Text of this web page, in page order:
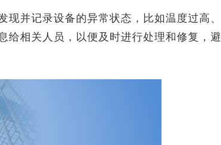
并记录设备的异常状态，比如温度过高、
给相关人员，以便及时进行处理和修复，避